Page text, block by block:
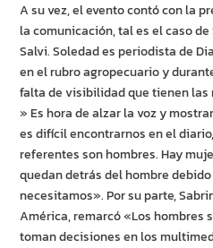
A su vez, el evento contó con la
la comunicación, tal es el caso
Salvi. Soledad es periodista de
en el rubro agropecuario y
falta de visibilidad que tienen las
» Es hora de alzar la voz y
es difícil encontrarnos en el
referentes son hombres. Hay
quedan detrás del hombre
necesitamos». Por su parte,
América, remarcó «Los hombres
toman decisiones en los